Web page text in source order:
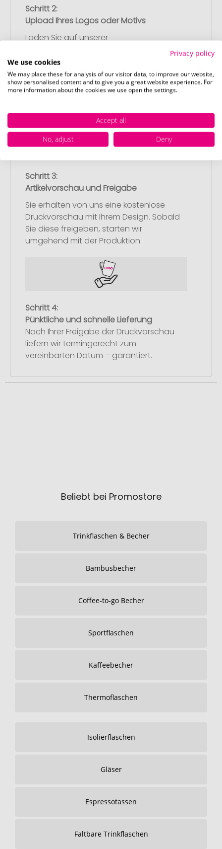
Schritt 2:
Upload Ihres Logos oder Motivs
Laden Sie auf unserer
Bestellabschlussseite (Checkout) Ihr Logo
oder Motiv hoch und schließen Sie Ihre
Bestellung ab. Falls Sie gerade keine
passende Datei zur Verfügung haben,
können Sie diese gerne später
Schritt 3:
Artikelvorschau und Freigabe
Sie erhalten von uns eine kostenlose
Druckvorschau mit Ihrem Design. Sobald
Sie diese freigeben, starten wir
umgehend mit der Produktion.
Schritt 4:
Pünktliche und schnelle Lieferung
Nach Ihrer Freigabe der Druckvorschau
liefern wir termingerecht zum
vereinbarten Datum – garantiert.
Beliebt bei Promostore
Trinkflaschen & Becher
Bambusbecher
Coffee-to-go Becher
Sportflaschen
Kaffeebecher
Thermoflaschen
Isolierflaschen
Gläser
Espressotassen
Faltbare Trinkflaschen
Privacy policy
We use cookies
We may place these for analysis of our visitor data, to improve our website,
show personalised content and to give you a great website experience. For
more information about the cookies we use open the settings.
Accept all
No, adjust
Deny